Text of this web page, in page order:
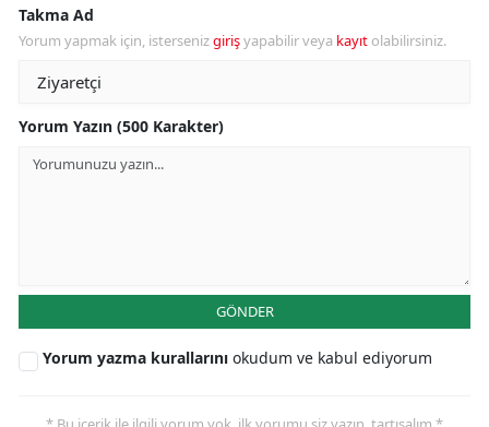
Takma Ad
Yorum yapmak için, istersenizgirişyapabilir veya kayıt olabilirsiniz.
Yorum Yazın (500 Karakter)
GÖNDER
Yorum yazma kurallarını okudum ve kabul ediyorum